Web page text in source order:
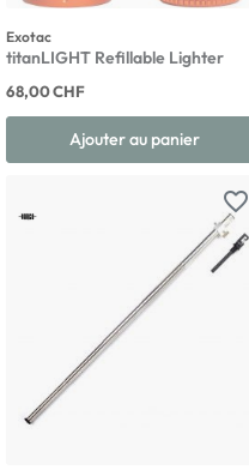
Exotac
titanLIGHT Refillable Lighter
68,00 CHF
Ajouter au panier
favorite_border